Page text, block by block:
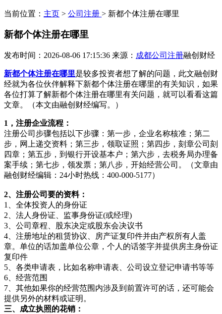
当前位置： 主页 > 公司注册 > 新都个体注册在哪里
新都个体注册在哪里
发布时间：2026-08-06 17:15:36 来源： 成都公司注册融创财经
新都个体注册在哪里是较多投资者想了解的问题，此文融创财
经就为各位伙伴解释下新都个体注册在哪里的有关知识，如果
各位打算了解新都个体注册在哪里有关问题，就可以看看这篇
文章。（本文由融创财经编写。）
1，注册企业流程：
注册公司步骤包括以下步骤：第一步，企业名称核准；第二
步，网上递交资料；第三步，领取证照；第四步，刻章公司刻
四章；第五步，到银行开设基本户；第六步，去税务局办理备
案手续；第七步，领发票；第八步，开始经营公司。（文章由
融创财经编辑：24小时热线：400-000-5177）
2、注册公司要的资料：
1、全体投资人的身份证
2、法人身份证、监事身份证(或经理)
3、公司章程、股东决定或股东会决议书
4、注册地址的租赁协议、房产证复印件并由产权所有人盖
章。单位的话加盖单位公章，个人的话签字并提供房主身份证
复印件
5、各类申请表，比如名称申请表、公司设立登记申请书等等
6、经营范围
7、其他如果你的经营范围内涉及到前置许可的话，还可能会
提供另外的材料或证明。
三、成立执照的花销：